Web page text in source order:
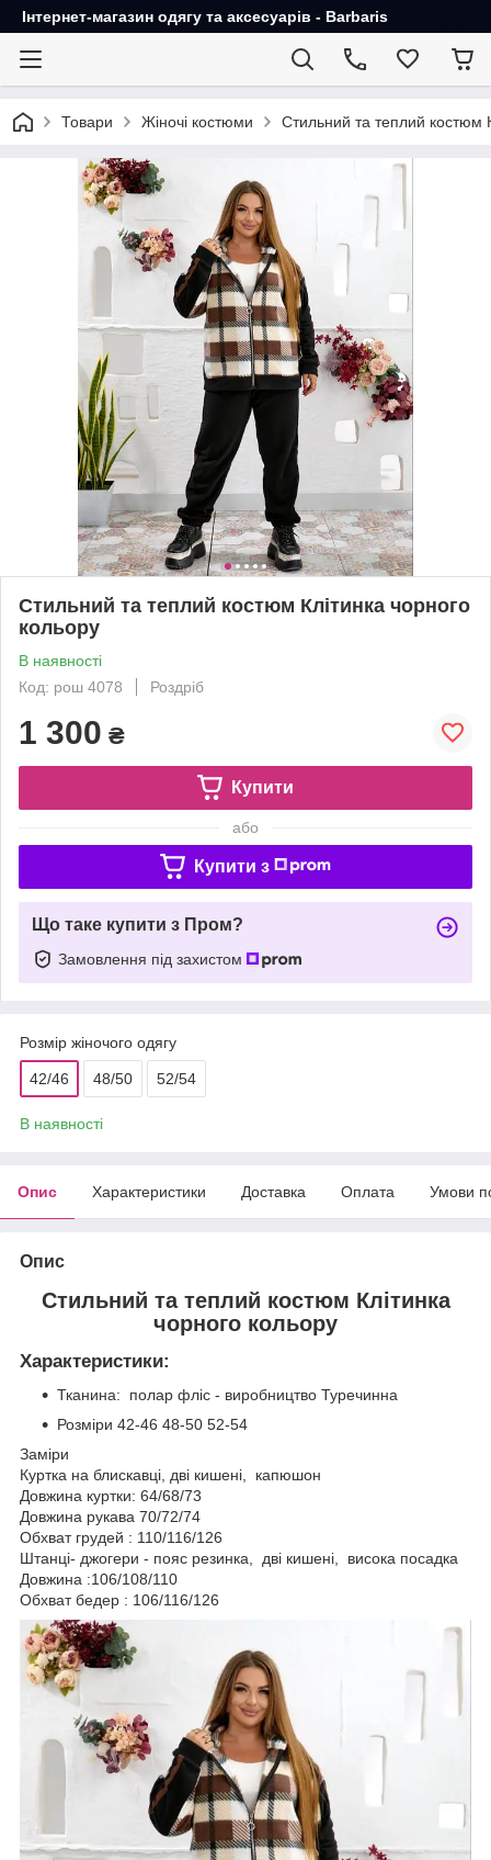
Інтернет-магазин одягу та аксесуарів - Barbaris
Товари Жіночі костюми Стильний та теплий костюм
Стильний та теплий костюм Клітинка чорного
кольору
В наявності
Код: рош 4078
Роздріб
1 300 ₴
Купити
або
Купити з
Що таке купити з Пром?
Замовлення під захистом
Розмір жіночого одягу
42/46 48/50 52/54
В наявності
Опис Характеристики Доставка Оплата Умови
Опис
Стильний та теплий костюм Клітинка
чорного кольору
Характеристики:
Тканина: полар фліс - виробництво Туречинна
Розміри 42-46 48-50 52-54
Заміри
Куртка на блискавці, дві кишені, капюшон
Довжина куртки: 64/68/73
Довжина рукава 70/72/74
Обхват грудей : 110/116/126
Штанці- джогери - пояс резинка, дві кишені, висока посадка
Довжина :106/108/110
Обхват бедер : 106/116/126